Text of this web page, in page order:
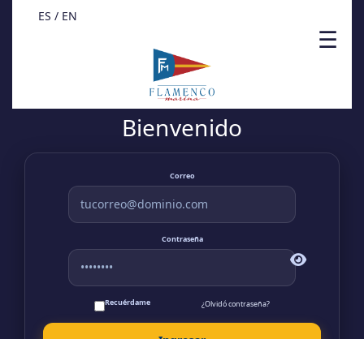
ES / EN
☰
Bienvenido
Correo
Contraseña
Recuérdame ¿Olvidó contraseña?